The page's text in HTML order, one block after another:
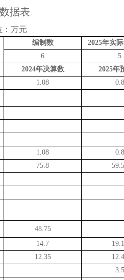
据表
：万元
编制数 2025年实
6
5
2024年决算数 2025年
1.08
0.8
1.08
0.8
75.8
48.75
14.7
12.35
3.5